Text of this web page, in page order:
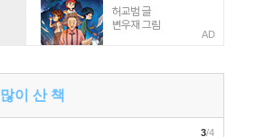
AD
많이 산 책
3/4